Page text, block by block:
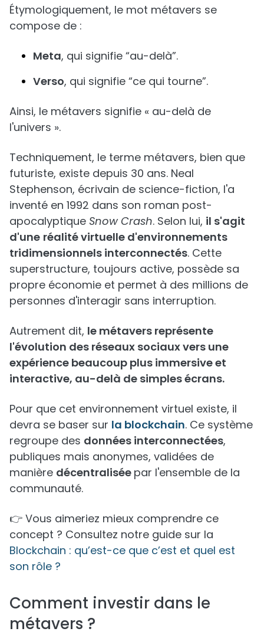
Étymologiquement, le mot métavers se
compose de :
Meta, qui signifie “au-delà”.
Verso, qui signifie “ce qui tourne”.
Ainsi, le métavers signifie « au-delà de
l'univers ».
Techniquement, le terme métavers, bien que
futuriste, existe depuis 30 ans. Neal
Stephenson, écrivain de science-fiction, l'a
inventé en 1992 dans son roman post-
apocalyptique Snow Crash. Selon lui, il s'agit
d'une réalité virtuelle d'environnements
tridimensionnels interconnectés. Cette
superstructure, toujours active, possède sa
propre économie et permet à des millions de
personnes d'interagir sans interruption.
Autrement dit, le métavers représente
l'évolution des réseaux sociaux vers une
expérience beaucoup plus immersive et
interactive, au-delà de simples écrans.
Pour que cet environnement virtuel existe, il
devra se baser sur la blockchain. Ce système
regroupe des données interconnectées,
publiques mais anonymes, validées de
manière décentralisée par l'ensemble de la
communauté.
👉 Vous aimeriez mieux comprendre ce
concept ? Consultez notre guide sur la
Blockchain : qu’est-ce que c’est et quel est
son rôle ?
Comment investir dans le
métavers ?